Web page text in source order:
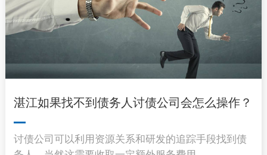
湛江如果找不到债务人讨债公司会怎么操作？
讨债公司可以利用资源关系和研发的追踪手段找到债